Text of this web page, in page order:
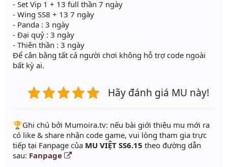
- Set Vip 1 + 13 full thần 7 ngày
- Wing SS8 + 13 7 ngày
- Panda : 3 ngày
- Đại quỷ : 3 ngày
- Thiên thần : 3 ngày
Để cân bằng tất cả người chơi không hỗ trợ code ngoài
bất kỳ ai.
Hãy đánh giá MU này!
️🏆Ghi chú bởi Mumoira.tv: nếu bài giới thiệu mu mới ra
có like & share nhận code game, vui lòng tham gia trực
tiếp tại Fanpage của MU VIỆT SS6.15 theo đường dẫn
sau: Fanpage